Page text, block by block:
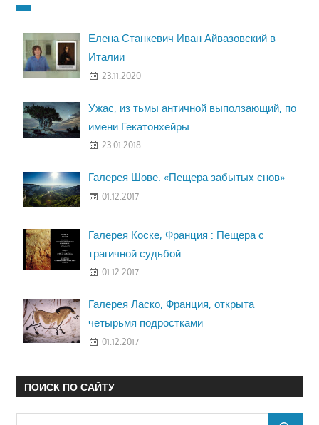
Елена Станкевич Иван Айвазовский в
Италии
23.11.2020
Ужас, из тьмы античной выползающий, по
имени Гекатонхейры
23.01.2018
Галерея Шове. «Пещера забытых снов»
01.12.2017
Галерея Коске, Франция : Пещера с
трагичной судьбой
01.12.2017
Галерея Ласко, Франция, открыта
четырьмя подростками
01.12.2017
ПОИСК ПО САЙТУ